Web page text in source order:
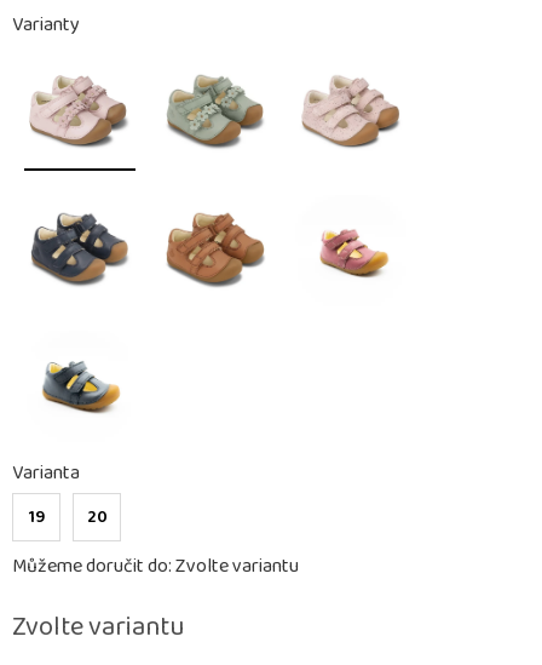
Zvolte variantu
Varianty
Varianta
19 20
Můžeme doručit do:Zvolte variantu